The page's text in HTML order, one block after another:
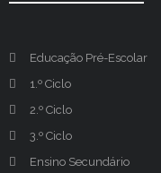
Educação Pré-Escolar
1.º Ciclo
2.º Ciclo
3.º Ciclo
Ensino Secundário